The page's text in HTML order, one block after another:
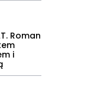
Roman
i